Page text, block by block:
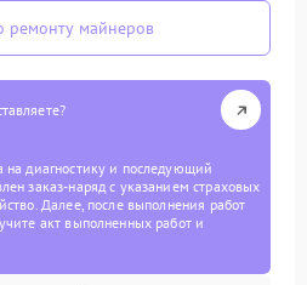
ремонту майнеров
на диагностику и последующий
заказ-наряд с указанием страховых
Далее, после выполнения работ
акт выполненных работ и